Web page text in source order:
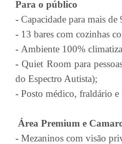
Para o público
- Capacidade para mais de
- 13 bares com cozinhas
- Ambiente 100%
-Quiet Room para
do Espectro Autista);
- Posto médico, fraldário
Área Premium e
- Mezaninos com visão